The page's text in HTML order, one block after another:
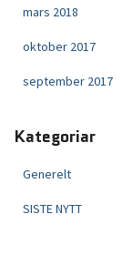
mars 2018
oktober 2017
september 2017
Kategoriar
Generelt
SISTE NYTT